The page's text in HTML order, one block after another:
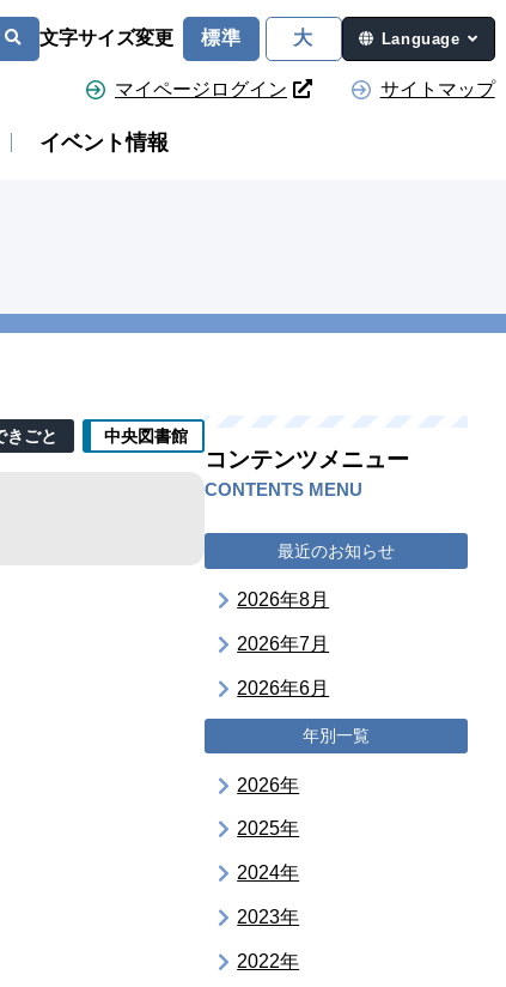
文字サイズ変更 標準 大 Language
マイページログイン サイトマップ
イベント情報
きごと 中央図書館
コンテンツメニュー
CONTENTS MENU
最近のお知らせ
2026年8月
2026年7月
2026年6月
年別一覧
2026年
2025年
2024年
2023年
2022年